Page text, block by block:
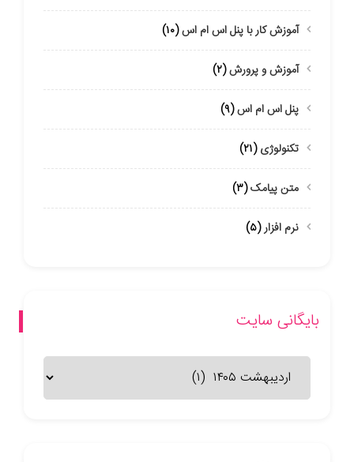
آموزش کار با پنل اس ام اس(۱۰)
آموزش و پرورش(۲)
پنل اس ام اس(۹)
تکنولوژی(۲۱)
متن پیامک(۳)
نرم افزار(۵)
بایگانی سایت
سایت